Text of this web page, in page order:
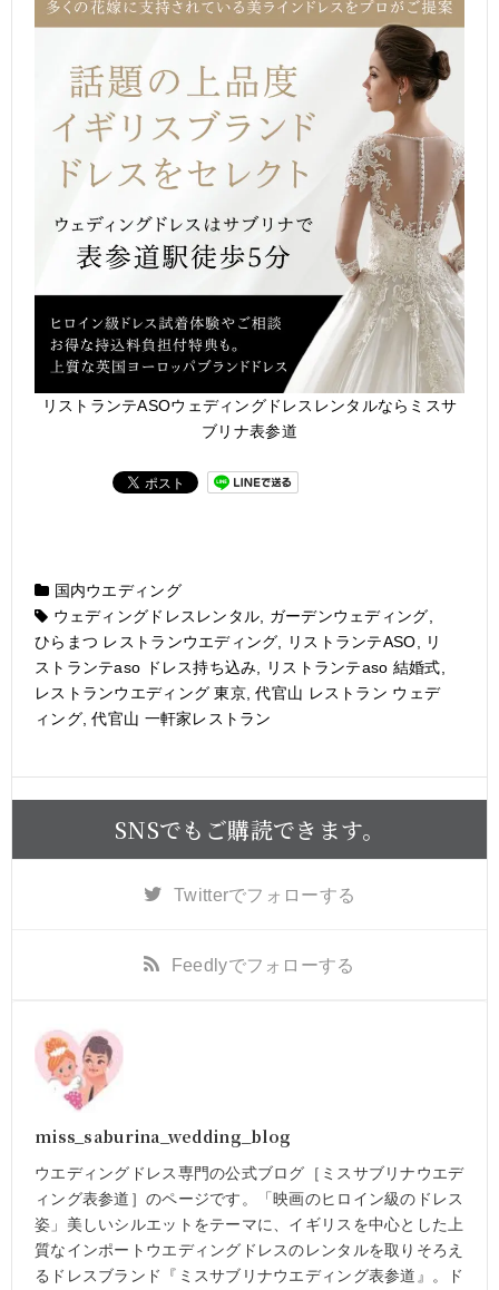
リストランテASOウェディングドレスレンタルならミスサ
ブリナ表参道
国内ウエディング
ウェディングドレスレンタル
ガーデンウェディング
ひらまつ レストランウエディング
リストランテASO
リ
ストランテaso ドレス持ち込み
リストランテaso 結婚式
レストランウエディング 東京,代官山 レストラン ウェデ
ィング,代官山 一軒家レストラン
SNSでもご購読できます。
Twitterでフォローする
Feedlyでフォローする
miss_saburina_wedding_blog
ウエディングドレス専門の公式ブログ［ミスサブリナウエデ
ィング表参道］のページです。「映画のヒロイン級のドレス
姿」美しいシルエットをテーマに、イギリスを中心とした上
質なインポートウエディングドレスのレンタルを取りそろえ
るドレスブランド『ミスサブリナウエディング表参道』。ド